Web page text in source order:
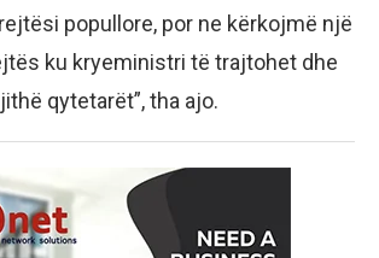
popullore, por ne kërkojmë një
ku kryeministri të trajtohet dhe
qytetarët”, tha ajo.